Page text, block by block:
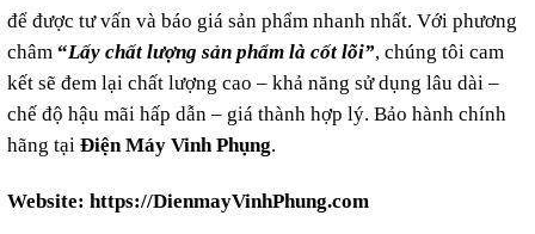
để được tư vấn và báo giá sản phẩm nhanh nhất. Với phương
châm “Lấy chất lượng sản phẩm là cốt lõi”, chúng tôi cam
kết sẽ đem lại chất lượng cao – khả năng sử dụng lâu dài –
chế độ hậu mãi hấp dẫn – giá thành hợp lý. Bảo hành chính
hãng tại Điện Máy Vinh Phụng.
Website: https://DienmayVinhPhung.com